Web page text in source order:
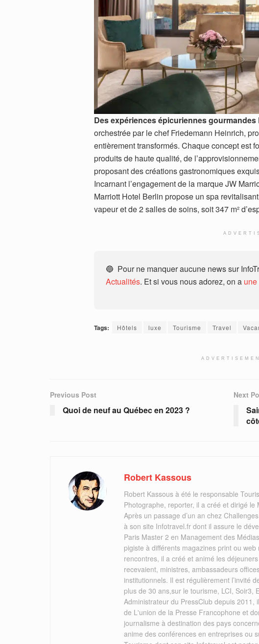
Des expériences épicuriennes gourmandes
orchestrée par le chef Friedemann Heinrich,
entièrement transformés. Chaque concept est
produits de haute qualité, de
proposant des créations gastronomiques
Incarnant l’engagement de la marque JW
Marriott Hotel Berlin propose un spa
vapeur et de 2 salles de soins, soit 347 m²
🔵 Pour ne manquer aucune news sur
Actualités. Et si vous nous adorez, on a
Tags: Hôtels luxe Tourisme Travel
Previous Post
Quoi de neuf au Québec en 2023 ?
Next
Robert Kassous
Robert Kassous à été le responsable
Photographe, reporter, il a créé et dirigé
Après un passage d’un an chez
à son site Infotravel.fr dont il assure le
Paris Master 2 en Management des
pigiste à différents magazines print ou
rencontres, il a créé et animé les
recevaient, ministres, ambassadeurs
institutionnels. Il est régulièrement l’invité
plus de 30 ans,sur le tourisme, LCI, Soir3,
Administrateur du PressClub depuis
de L'union de la Presse Francophone et
journalisme à destination des pays
anime des conférences en entreprises ou